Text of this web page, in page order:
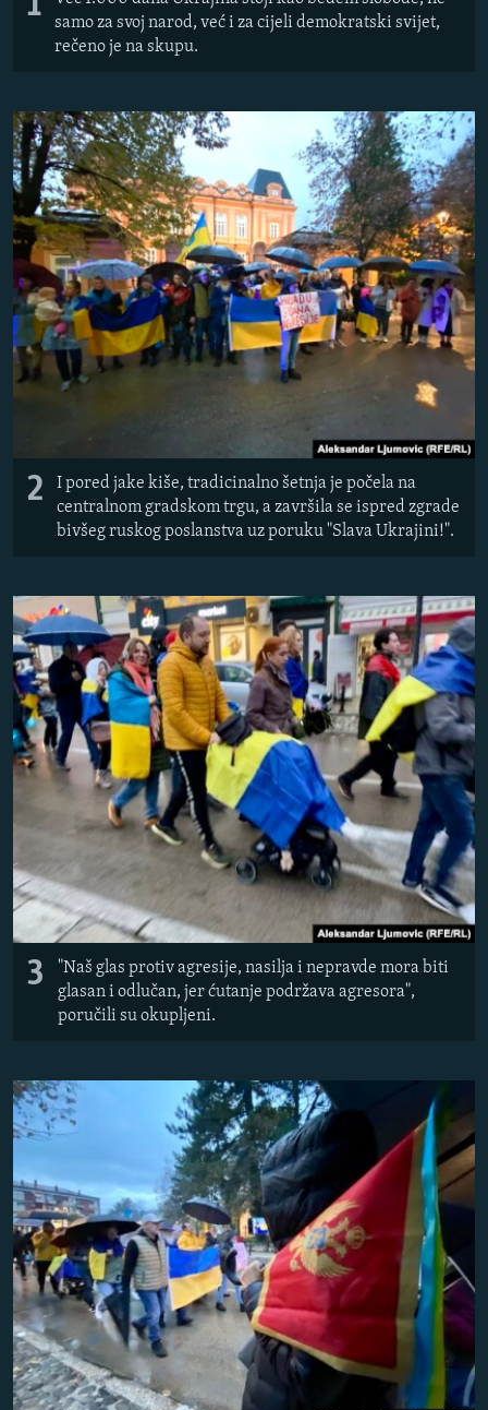
samo za svoj narod, već i za cijeli demokratski svijet,
rečeno je na skupu.
2
I pored jake kiše, tradicinalno šetnja je počela na
centralnom gradskom trgu, a završila se ispred zgrade
bivšeg ruskog poslanstva uz poruku "Slava Ukrajini!".
3
"Naš glas protiv agresije, nasilja i nepravde mora biti
glasan i odlučan, jer ćutanje podržava agresora",
poručili su okupljeni.